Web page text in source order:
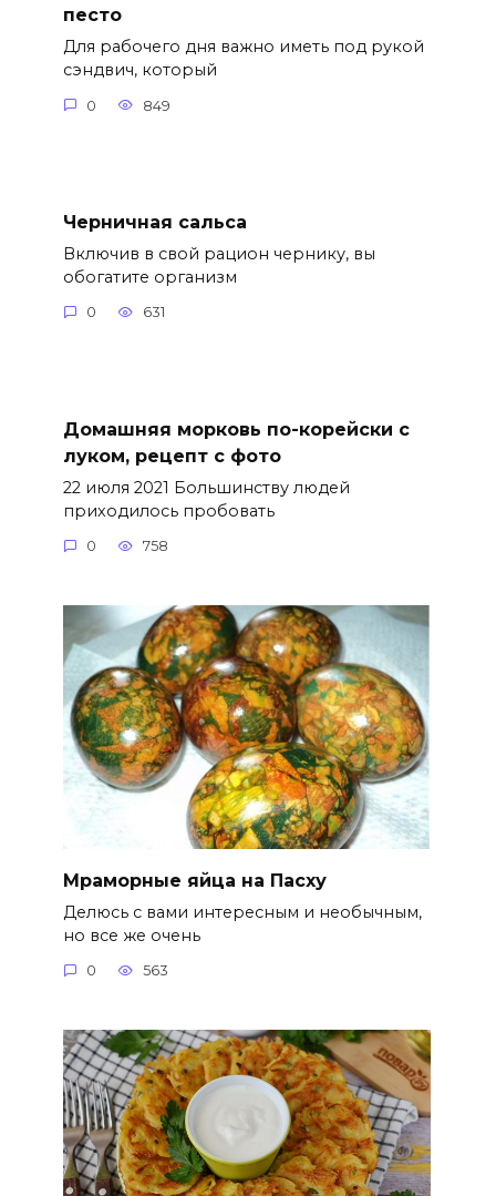
песто
Для рабочего дня важно иметь под рукой
сэндвич, который
0 849
Черничная сальса
Включив в свой рацион чернику, вы
обогатите организм
0 631
Домашняя морковь по-корейски с
луком, рецепт с фото
22 июля 2021 Большинству людей
приходилось пробовать
0 758
Мраморные яйца на Пасху
Делюсь с вами интересным и необычным,
но все же очень
0 563